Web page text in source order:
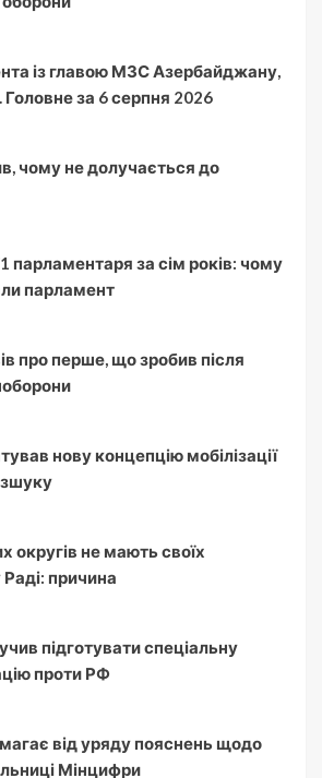
із главою МЗС Азербайджану,
Головне за 6 серпня 2026
чому не долучається до
парламентаря за сім років: чому
парламент
про перше, що зробив після
нову концепцію мобілізації
округів не мають своїх
причина
підготувати спеціальну
проти РФ
від уряду пояснень щодо
Мінцифри